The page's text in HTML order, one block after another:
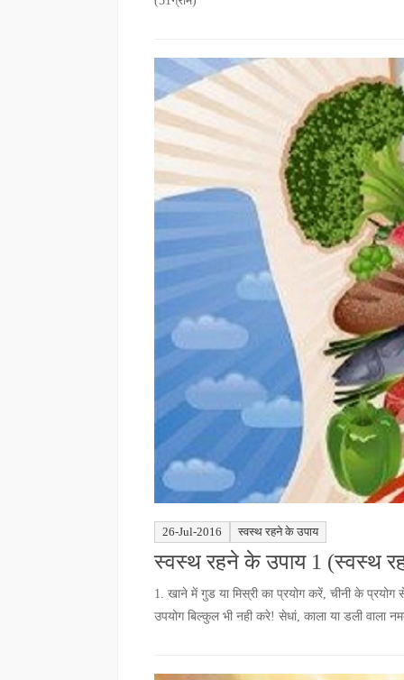
26-Jul-2016 स्वस्थ रहने के उपाय
स्वस्थ रहने के उपाय 1 (स्वस्थ
1. खाने में गुड या मिस्री का प्रयोग करें, चीनी के
उपयोग बिल्कुल भी नही करे! सेधां, काला या डली वाला